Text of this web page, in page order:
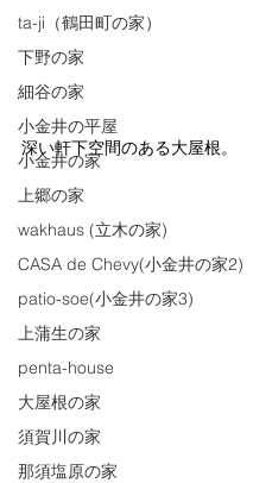
ta-ji（鶴田町の家）
下野の家
細谷の家
小金井の平屋
小金井の家
上郷の家
wakhaus (立木の家)
CASA de Chevy(小金井の家2)
patio-soe(小金井の家3)
上蒲生の家
penta-house
大屋根の家
須賀川の家
那須塩原の家
深い軒下空間のある大屋根。